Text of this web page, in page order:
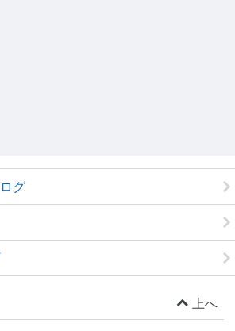
グ
上へ